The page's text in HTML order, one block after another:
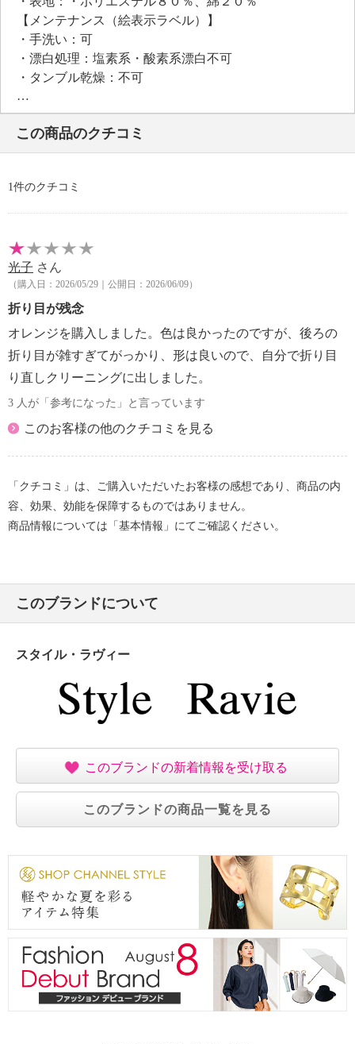
【メンテナンス（絵表示ラベル）】
・手洗い：可
・漂白処理：塩素系・酸素系漂白不可
・タンブル乾燥：不可
・自然乾燥：日陰の吊り干し
・アイロン仕上げ：可（中温）
・ドライクリーニング：石油系ドライクリーニング可
・ウエットクリーニング：可
・個体差あり
【原産国（地）】
この商品のクチコミ
1件のクチコミ
光子 さん
（購入日：2026/05/29｜公開日：2026/06/09）
折り目が残念
オレンジを購入しました。色は良かったのですが、後ろの
折り目が雑すぎてがっかり、形は良いので、自分で折り目
り直しクリーニングに出しました。
3 人が「参考になった」と言っています
このお客様の他のクチコミを見る
「クチコミ」は、ご購入いただいたお客様の感想であり、商品の内
容、効果、効能を保障するものではありません。
商品情報については「基本情報」にてご確認ください。
このブランドについて
スタイル・ラヴィー
このブランドの新着情報を受け取る
このブランドの商品一覧を見る